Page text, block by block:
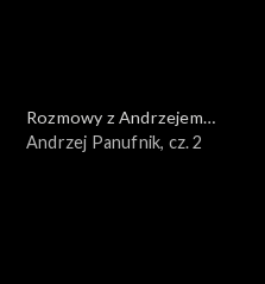
Rozmowy z Andrzejem
Doboszem
Andrzej Panufnik, cz. 2